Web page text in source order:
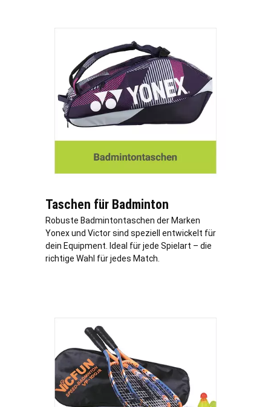
Taschen für Badminton
Robuste Badmintontaschen der Marken
Yonex und Victor sind speziell entwickelt für
dein Equipment. Ideal für jede Spielart – die
richtige Wahl für jedes Match.